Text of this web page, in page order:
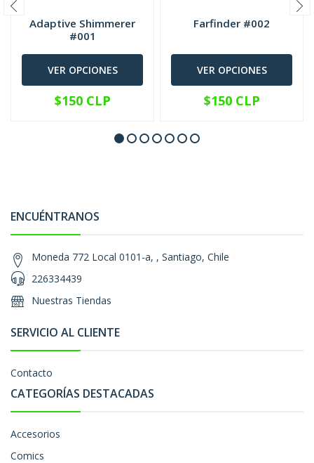
Adaptive Shimmerer
#001
VER OPCIONES
$150 CLP
Farfinder #002
VER OPCIONES
$150 CLP
ENCUÉNTRANOS
Moneda 772 Local 0101-a, , Santiago, Chile
226334439
Nuestras Tiendas
SERVICIO AL CLIENTE
Contacto
CATEGORÍAS DESTACADAS
Accesorios
Comics